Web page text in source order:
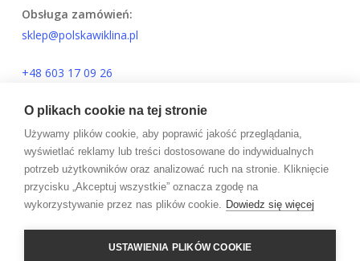
Obsługa zamówień:
sklep@polskawiklina.pl
+48 603 17 09 26
© 2026 PolskaWiklina.PL.
facebook
pinterest
youtube
O plikach cookie na tej stronie
Używamy plików cookie, aby poprawić jakość przeglądania,
wyświetlać reklamy lub treści dostosowane do indywidualnych
potrzeb użytkowników oraz analizować ruch na stronie. Kliknięcie
przycisku „Akceptuj wszystkie” oznacza zgodę na
wykorzystywanie przez nas plików cookie. Dowiedz się więcej
USTAWIENIA PLIKÓW COOKIE